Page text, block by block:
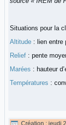
Situations pour la
Altitude : lien entre
Relief : pente
Marées : hauteur
Températures :
Création : jeudi